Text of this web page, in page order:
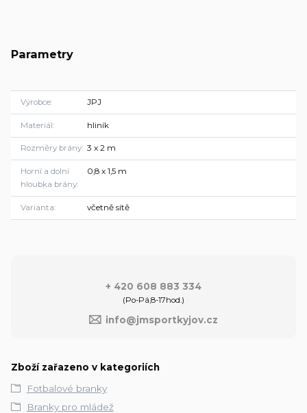
Parametry
Výrobce JPJ
Materiál hliník
Rozměry brány 3 x 2 m
Horní a dolní
hloubka brány
0,8 x 1,5 m
Varianta včetně sítě
+ 420 608 883 334
(Po-Pá,8-17hod.)
info@jmsportkyjov.cz
Zboží zařazeno v kategoriích
Fotbalové branky
Branky pro mládež